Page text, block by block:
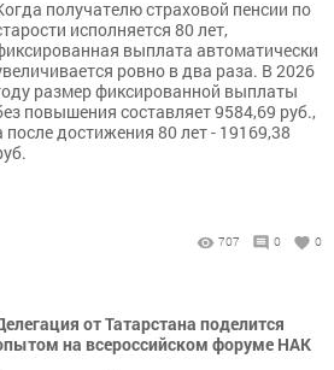
получателю страховой пенсии по
исполняется 80 лет,
выплата автоматически
ровно в два раза. В 2026
размер фиксированной выплаты
повышения составляет 9584,69 руб.,
после достижения 80 лет - 19169,38
707 0 0
от Татарстана поделится
на всероссийском форуме НАК